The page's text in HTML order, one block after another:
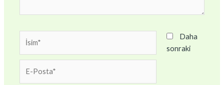
Posta*
Daha
sonraki